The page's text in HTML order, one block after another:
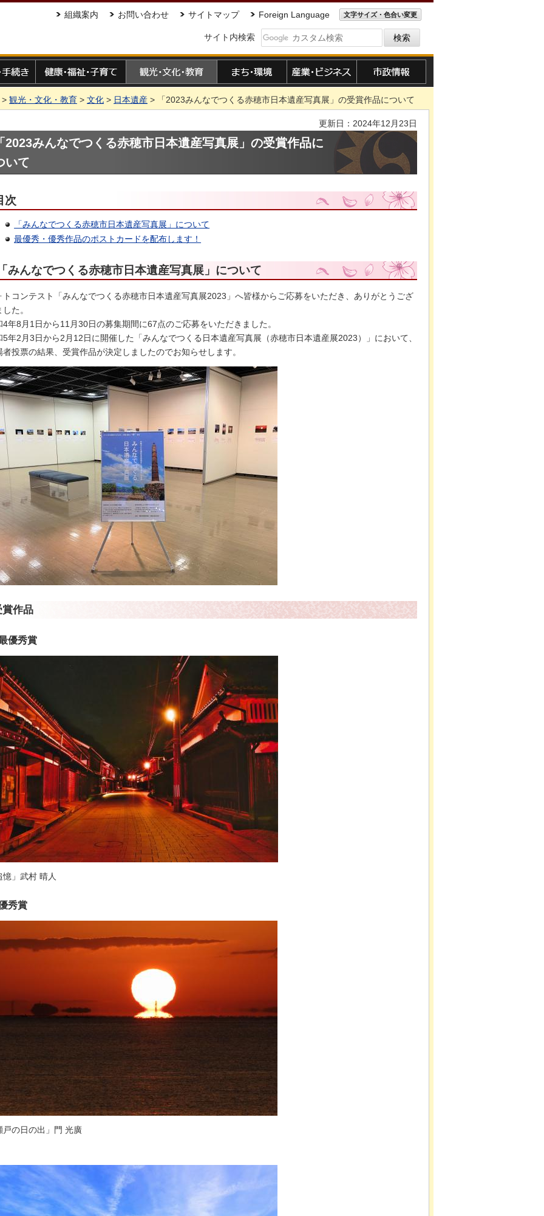
組織案内 お問い合わせ サイトマップ Foreign Language 文字サイズ・色合い変更
サイト内検索
> 観光・文化・教育 > 文化 > 日本遺産 > 「2023みんなでつくる赤穂市日本遺産写真展」の受賞作品について
更新日：2024年12月23日
2023みんなでつくる赤穂市日本遺産写真展」の受賞作品に
いて
次
「みんなでつくる赤穂市日本遺産写真展」について
最優秀・優秀作品のポストカードを配布します！
みんなでつくる赤穂市日本遺産写真展」について
トコンテスト「みんなでつくる赤穂市日本遺産写真展2023」へ皆様からご応募をいただき、ありがとうござ
た。
4年8月1日から11月30日の募集期間に67点のご応募をいただきました。
5年2月3日から2月12日に開催した「みんなでつくる日本遺産写真展（赤穂市日本遺産展2023）」において、
者投票の結果、受賞作品が決定しましたのでお知らせします。
賞作品
優秀賞
憶」武村 晴人
秀賞
戸の日の出」門 光廣